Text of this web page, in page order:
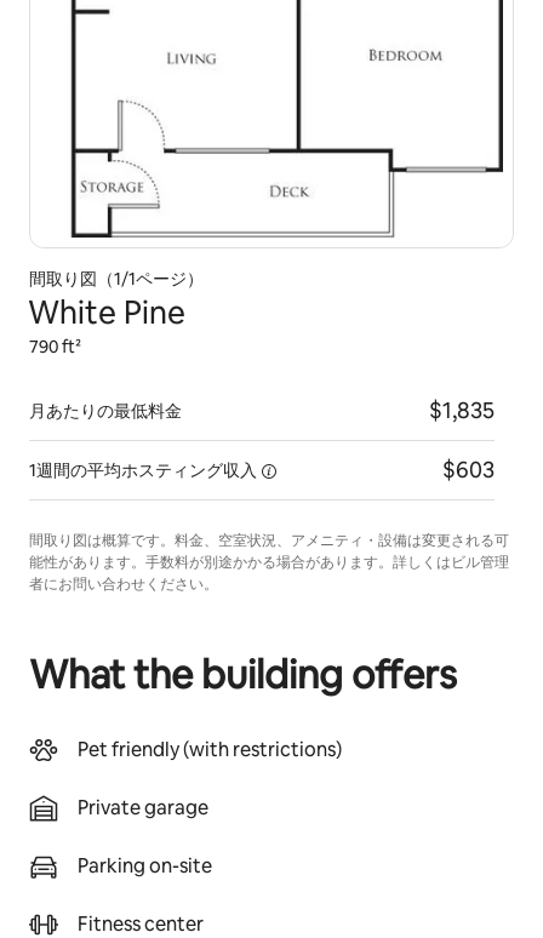
間取り図（1/1ページ）
White Pine
790 ft²
月あたりの最低料金 $1,835
1週間の平均ホスティング収入 $603
間取り図は概算です。料金、空室状況、アメニティ・設備は変更される可
能性があります。手数料が別途かかる場合があります。詳しくはビル管理
者にお問い合わせください。
What the building offers
Pet friendly (with restrictions)
Private garage
Parking on-site
Fitness center